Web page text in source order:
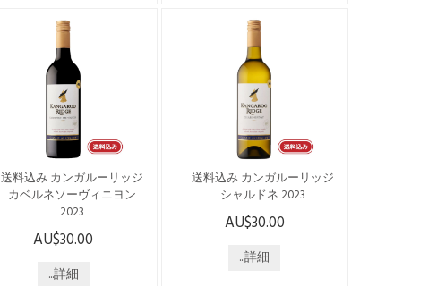
のみへの配送となります ※
※ 沖縄への配送には別途
$20.00の送料がかかりま
す。 ※マンゴーは生もので
すので、発送時期が変更に
なる可能性があります ※年
末年始は配送がございませ
ん ※住所記載間...
ちみつです。 オーストラリ
アNSW州、バイロンベイに
近いノーザンリバーズ地域
の沿岸林で採取されたマヌ
カハニー。 1996年に家族経
営でスタートした「オース
トラリアズ・マヌカ」は、
現在も外部検査機関による
確認を受けたマヌカハニー
を提供しています。 低温で
ゆっくり...
送料込み カンガルーリッジ
カベルネソーヴィニヨン
2023
こちらの商品は日本国内発
ございます。 --------------------
AU$30.00
...詳細
送料込み カンガルーリッジ
シャルドネ 2023
こちらの商品は日本国内発
ございます。 --------------------
AU$30.00
...詳細